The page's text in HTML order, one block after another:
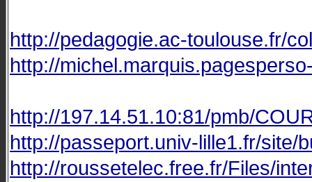
http://pedagogie.ac-toulouse.fr/
http://
http://197.14.51.10:81/pmb/
http://passeport.univ-lille1.fr/site/
http://roussetelec.free.fr/Files/